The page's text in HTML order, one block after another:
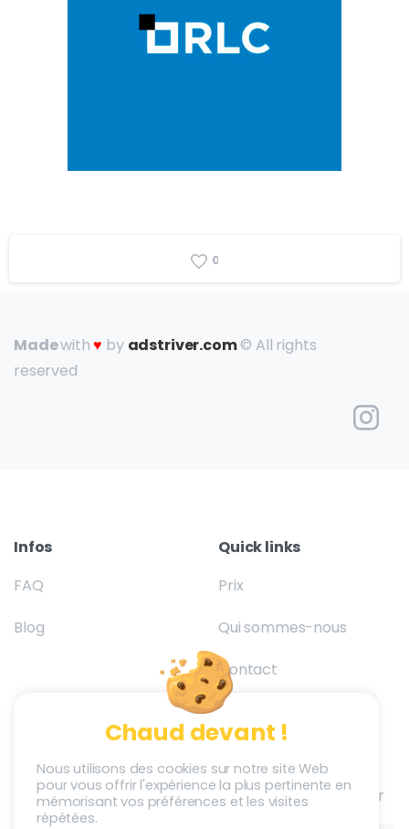
0
Madewith♥ by adstriver.com© All rights
reserved
Infos
FAQ
Blog
Quick links
Prix
Qui sommes-nous
Contact
Société
Adstriver
Newsletter
S’inscrire à la Newletter
Chaud devant !
Nous utilisons des cookies sur notre site Web
pour vous offrir l'expérience la plus pertinente en
mémorisant vos préférences et les visites
répétées.